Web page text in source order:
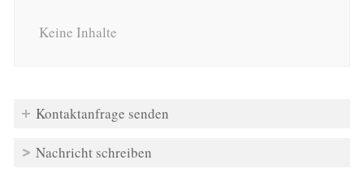
Keine Inhalte
Kontaktanfrage senden
Nachricht schreiben